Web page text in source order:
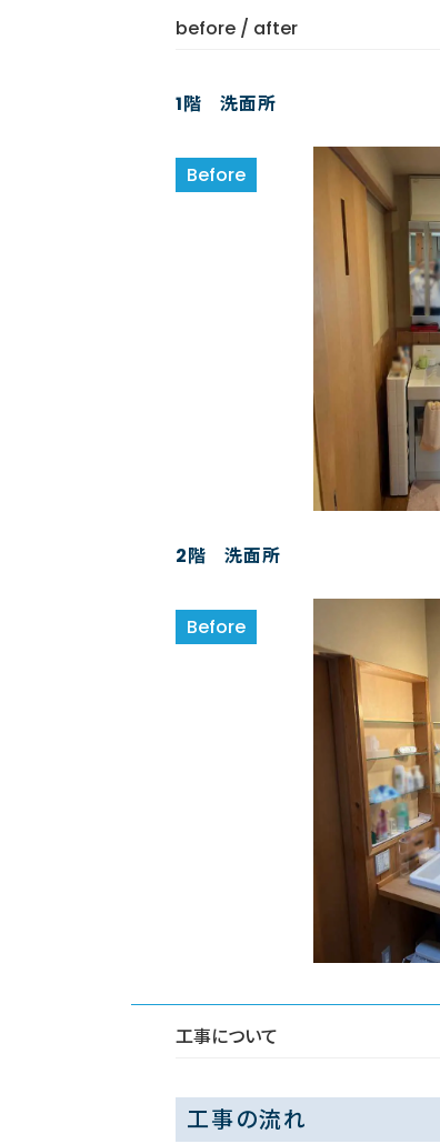
before / after
1階 洗面所
2階 洗面所
工事について
工事の流れ